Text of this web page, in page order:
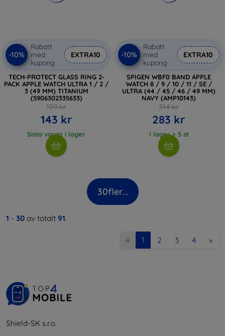
-10%
Rabatt
med
kupong
EXTRA10
TECH-PROTECT GLASS RING 2-
PACK APPLE WATCH ULTRA 1 / 2 /
3 (49 MM) TITANIUM
(5906302335633)
159 kr
143 kr
Sista varan i lager
-10%
Rabatt
med
kupong
EXTRA10
SPIGEN WBF0 BAND APPLE
WATCH 8 / 9 / 10 / 11 / SE /
ULTRA (44 / 45 / 46 / 49 MM)
NAVY (AMP10143)
314 kr
283 kr
I lager > 5 st
30fler...
1 - 30 av totalt 91.
« 1 2 3 4 »
Shield-SK s.r.o.